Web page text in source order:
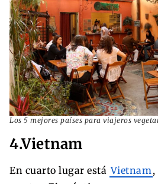
Los 5 mejores países para viajeros
4.Vietnam
En cuarto lugar está Vietnam,